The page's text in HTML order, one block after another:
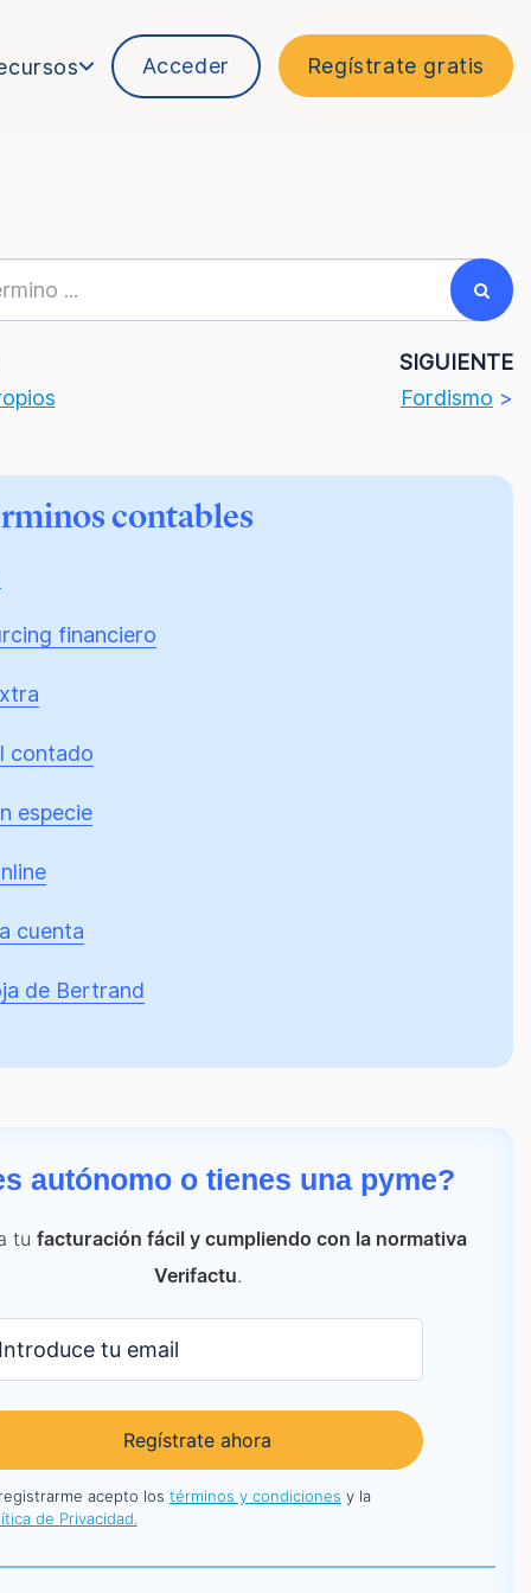
Regístrate gratis
Acceder
SIGUIENTE
Fordismo >
contables
financiero
contado
especie
cuenta
de Bertrand
autónomo o tienes una pyme?
tu facturación fácil y cumpliendo con la normativa
Verifactu.
Regístrate ahora
acepto los términos y condiciones y la
de Privacidad.